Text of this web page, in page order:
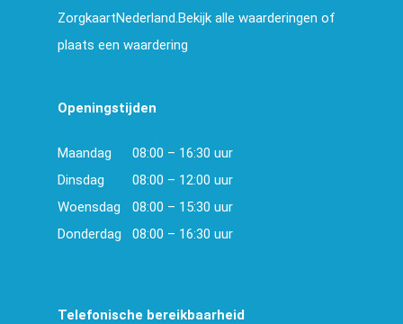
ZorgkaartNederland.Bekijk alle waarderingen of
plaats een waardering
Openingstijden
Maandag
08:00 – 16:30 uur
Dinsdag
08:00 – 12:00 uur
Woensdag
08:00 – 15:30 uur
Donderdag
08:00 – 16:30 uur
Telefonische bereikbaarheid